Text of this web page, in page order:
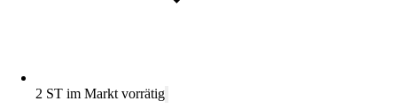
2 ST im Markt vorrätig